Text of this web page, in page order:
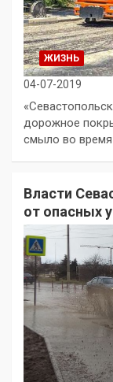
ЖИЗНЬ
04-07-2019
дорожное
смыло во
Власти
от опасных